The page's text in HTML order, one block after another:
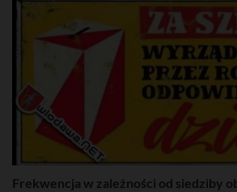
Frekwencja w zależności od siedziby